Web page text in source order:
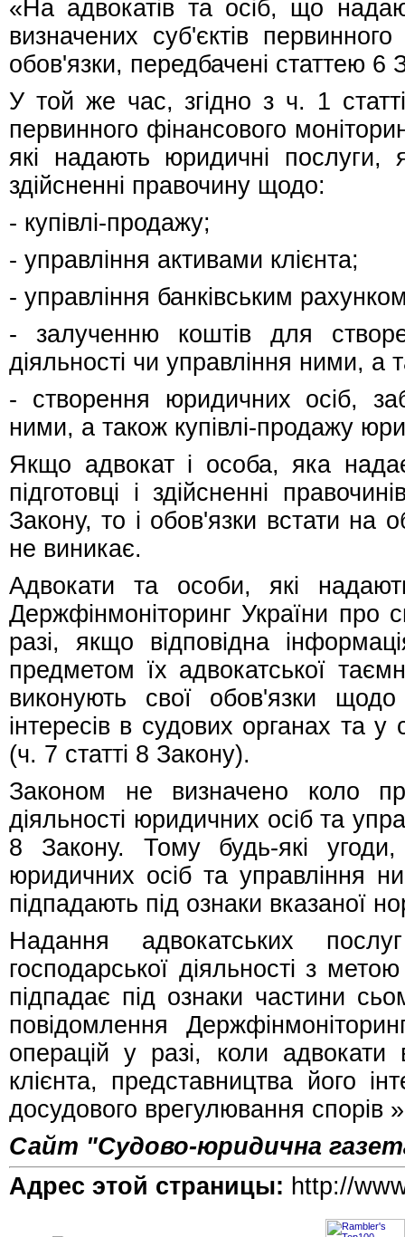
«На адвокатів та осіб, що
визначених суб'єктів
обов'язки, передбачені статтею 6
У той же час, згідно з ч. 1
первинного фінансового
які надають юридичні послуги,
здійсненні правочину щодо:
- купівлі-продажу;
- управління активами клієнта;
- управління банківським
- залученню коштів для
діяльності чи управління ними, а
- створення юридичних осіб,
ними, а також купівлі-продажу
Якщо адвокат і особа, яка
підготовці і здійсненні
Закону, то і обов'язки встати на
не виникає.
Адвокати та особи, які
Держфінмоніторинг України про
разі, якщо відповідна
предметом їх адвокатської
виконують свої обов'язки щодо
інтересів в судових органах та
(ч. 7 статті 8 Закону).
Законом не визначено коло
діяльності юридичних осіб та
8 Закону. Тому будь-які угоди,
юридичних осіб та управління
підпадають під ознаки вказаної
Надання адвокатських
господарської діяльності з
підпадає під ознаки частини
повідомлення
операцій у разі, коли
клієнта, представництва його
досудового врегулювання спорів
Сайт "Судово-юридична
Адрес этой страницы: http://